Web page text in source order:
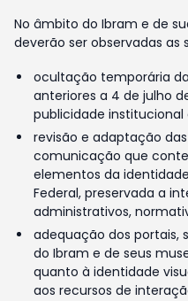
No âmbito do Ibram e de
deverão ser observadas as
ocultação temporária
anteriores a 4 de julho
publicidade
revisão e adaptação
comunicação que
elementos da
Federal, preservada a
administrativos,
adequação dos portais,
do Ibram e de seus
quanto à identidade
aos recursos de